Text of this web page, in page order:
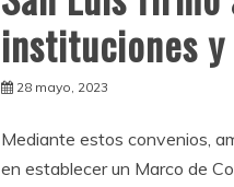
instituciones
28 mayo, 2023
Mediante estos convenios,
en establecer un Marco de